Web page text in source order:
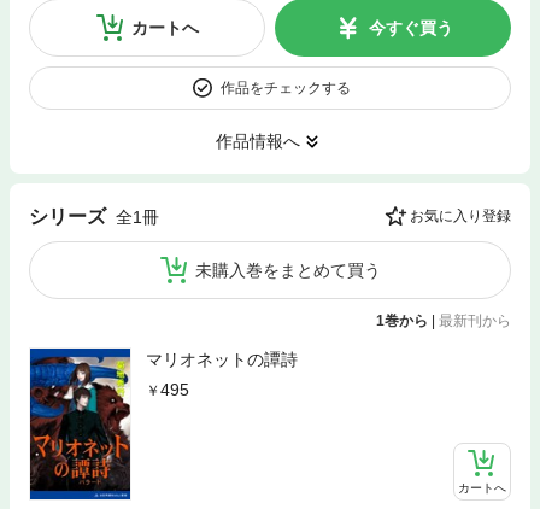
カートへ 今すぐ買う
作品をチェックする
作品情報へ
シリーズ 全1冊 お気に入り登録
未購入巻をまとめて買う
1巻から 最新刊から
マリオネットの譚詩
495
カートへ